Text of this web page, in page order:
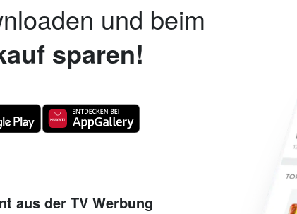
und beim
sparen!
aus der TV Werbung